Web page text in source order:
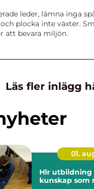
leder, lämna inga
plocka inte växter.
att bevara miljön.
Läs fler inlägg
01.
Hlr utbildning
kunskap som